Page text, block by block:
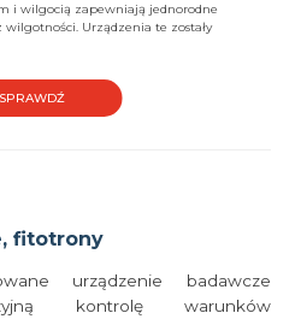
i wilgocią zapewniają jednorodne
Urządzenia te zostały
SPRAWDŹ
fitotrony
urządzenie badawcze
kontrolę warunków